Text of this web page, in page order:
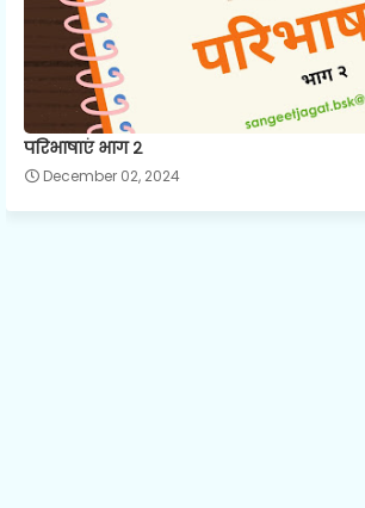
परिभाषाएं भाग २
December 02, 2024